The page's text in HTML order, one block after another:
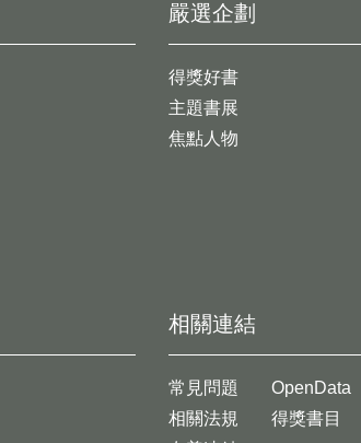
嚴選企劃
得獎好書
主題書展
焦點人物
相關連結
常見問題
相關法規
OpenData
得獎書目